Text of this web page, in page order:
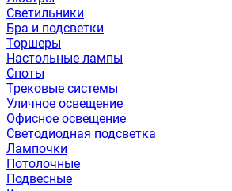
Светильники
Бра и подсветки
Торшеры
Настольные лампы
Споты
Трековые системы
Уличное освещение
Офисное освещение
Светодиодная подсветка
Лампочки
Потолочные
Подвесные